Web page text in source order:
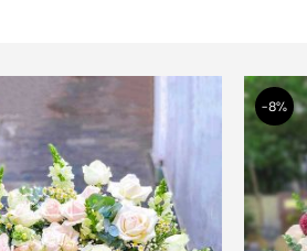
-8%